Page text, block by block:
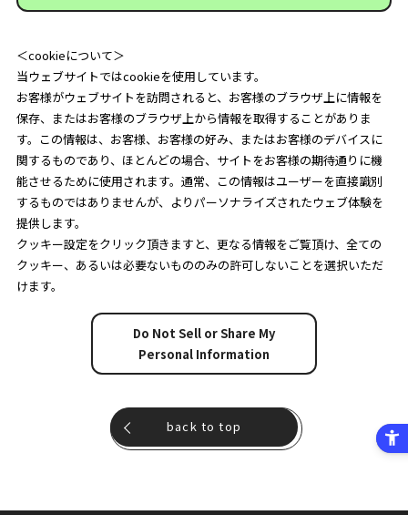
＜cookieについて＞
当ウェブサイトではcookieを使用しています。
お客様がウェブサイトを訪問されると、お客様のブラウザ上に情報を
保存、またはお客様のブラウザ上から情報を取得することがありま
す。この情報は、お客様、お客様の好み、またはお客様のデバイスに
関するものであり、ほとんどの場合、サイトをお客様の期待通りに機
能させるために使用されます。通常、この情報はユーザーを直接識別
するものではありませんが、よりパーソナライズされたウェブ体験を
提供します。
クッキー設定をクリック頂きますと、更なる情報をご覧頂け、全ての
クッキー、あるいは必要ないもののみの許可しないことを選択いただ
けます。
Do Not Sell or Share My
Personal Information
back to top